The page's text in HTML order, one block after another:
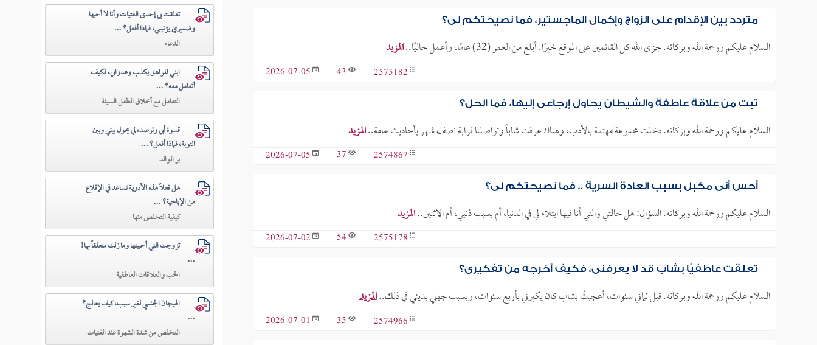
متردد بين الإقدام على الزواج وإكمال الماجستير، فما نصيحتكم لي؟
السلام عليكم ورحمة الله وبركاته. جزى الله كل القائمين على الموقع خيرًا. أبلغ من العمر (32) عامًا، وأعمل حاليًا.. المزيد
2575182
43
2026-07-05
تبت من علاقة عاطفة والشيطان يحاول إرجاعي إليها، فما الحل؟
السلام عليكم ورحمة الله وبركاته. دخلت مجموعة مهتمة بالأدب، وهناك عرفت شاباً وتواصلنا قرابة نصف شهر بأحاديث عامة..المزيد
2574867
37
2026-07-05
أحس أني مكبل بسبب العادة السرية .. فما نصيحتكم لي؟
السلام عليكم ورحمة الله وبركاته. السؤال: هل حالتي والتي أنا فيها ابتلاء لي في الدنيا، أم بسبب ذنبي، أم الاثنين..المزيد
2575178
54
2026-07-02
تعلقت عاطفيًا بشاب قد لا يعرفني، فكيف أخرجه من تفكيري؟
السلام عليكم ورحمة الله وبركاته. قبل ثماني سنوات، أعجبتُ بشاب كان يكبرني بأربع سنوات، وبسبب جهلي بديني في ذلك..المزيد
2574966
35
2026-07-01
تعلقت بي إحدى الفتيات وأنا لا أحبها
وضميري يؤنبني، فماذا أفعل؟ ...
الدعاء
ابني المراهق يكذب وعدواني، فكيف
أتعامل معه؟ ...
التعامل مع أخلاق الطفل السيئة
قسوة أبي وترصده لي يحول بيني وبين
التوبة، فماذا أفعل؟ ...
بر الوالد
هل فعلاً هذه الأدوية تساعد في الإقلاع
من الإباحية؟ ...
كيفية التخلص منها
تزوجت التي أحببتها وما زلت متعلقاً بها!
...
الحب والعلاقات العاطفية
الهيجان الجنسي لغير سبب، كيف يعالج؟
...
التخلص من شدة الشهوة عند الفتيات